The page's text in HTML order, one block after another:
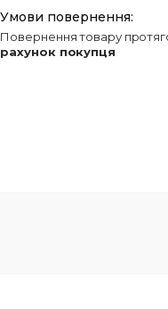
повернення товару
рахунок покупця